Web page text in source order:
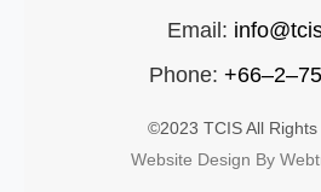
Email:
Phone:
©2023 TCIS All
Website Design By